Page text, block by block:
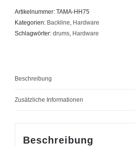
Artikelnummer: TAMA-HH75
Kategorien: Backline, Hardware
Schlagwörter: drums, Hardware
Beschreibung
Zusätzliche Informationen
Beschreibung